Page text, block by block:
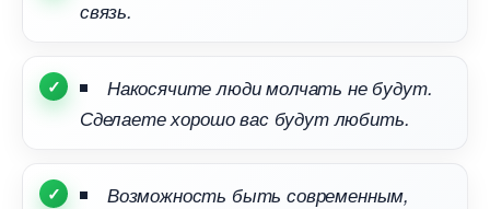
связь.
Накосячите люди молчать не будут.
Сделаете хорошо вас будут любить.
озможность быть современным,